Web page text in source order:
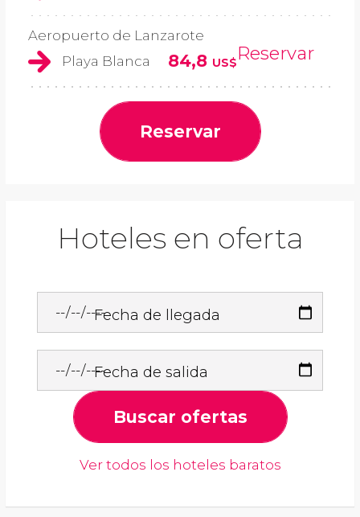
Aeropuerto de Lanzarote
Playa Blanca
84,8 US$Reservar
Reservar
Hoteles en oferta
Fecha de llegada
Fecha de salida
Buscar ofertas
Ver todos los hoteles baratos